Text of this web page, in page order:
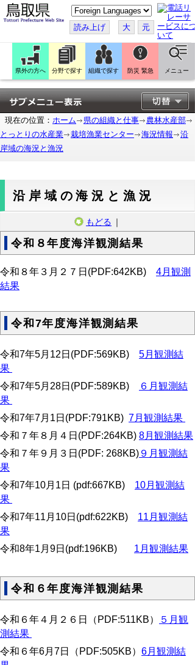
こ
の
ペ
ー
ジ
翻
訳
す
る
読み上げ 大 元
県外の方へ 分野で探す 組織で探す 防災 緊急 メニュー
現在の位置： ホーム 県の組織と仕事
農林水産部
とっとりの水産業
栽培漁業センター 海況情報
沿
岸域の海況と漁況
沿岸域の海況と漁況
もどる ｜
令和８年度海洋観測結果
令和８年３月２７日(PDF:642KB) 4月観測
結果
令和7年度海洋観測結果
令和7年5月12日(PDF:569KB) 5月観測結
果
令和7年5月28日(PDF:589KB)
６月観測結
果
令和7年7月1日(PDF:791KB) 7月観測結果
令和７年８月４日(PDF:264KB) 8月観測結果
令和７年９月３日(PDF: 268KB) ９月観測結
果
令和7年10月1日 (pdf:667KB) 10月観測結
果
令和7年11月10日(pdf:622KB) 11月観測結
果
令和8年1月9日(pdf:196KB) 1月観測結果
令和６年度海洋観測結果
令和６年４月２６日（PDF:511KB）
５月観
測結果
令和６年6月7日（PDF:505KB） 6月観測結